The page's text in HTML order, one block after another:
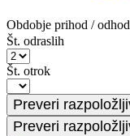
Obdobje prihod / odhod
Št. odraslih
Št. otrok